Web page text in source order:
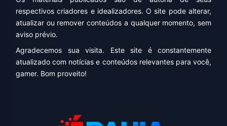
respectivos criadores e idealizadores. O site pode alterar,
atualizar ou remover conteúdos a qualquer momento, sem
aviso prévio.
Agradecemos sua visita. Este site é constantemente
atualizado com notícias e conteúdos relevantes para você,
gamer. Bom proveito!